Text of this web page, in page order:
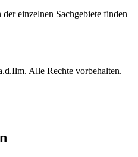
einzelnen Sachgebiete finden
Alle Rechte vorbehalten.